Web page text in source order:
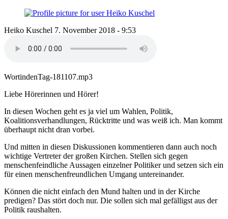
Heiko Kuschel 7. November 2018 - 9:53
WortindenTag-181107.mp3
Liebe Hörerinnen und Hörer!
In diesen Wochen geht es ja viel um Wahlen, Politik,
Koalitionsverhandlungen, Rücktritte und was weiß ich. Man kommt
überhaupt nicht dran vorbei.
Und mitten in diesen Diskussionen kommentieren dann auch noch
wichtige Vertreter der großen Kirchen. Stellen sich gegen
menschenfeindliche Aussagen einzelner Politiker und setzen sich ein
für einen menschenfreundlichen Umgang untereinander.
Können die nicht einfach den Mund halten und in der Kirche
predigen? Das stört doch nur. Die sollen sich mal gefälligst aus der
Politik raushalten.